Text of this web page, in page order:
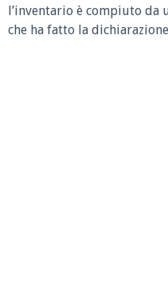
l’inventario è compiuto da
che ha fatto la